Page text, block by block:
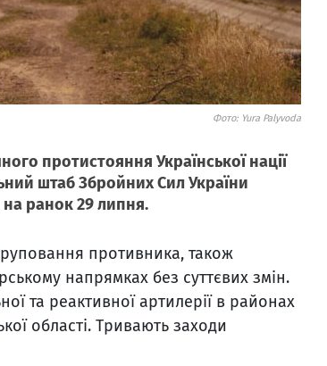
Фото: Yura Palyvoda
протистояння Української нації
штаб Збройних Сил України
ранок 29 липня.
противника, також
напрямках без суттєвих змін.
та реактивної артилерії в районах
області. Тривають заходи